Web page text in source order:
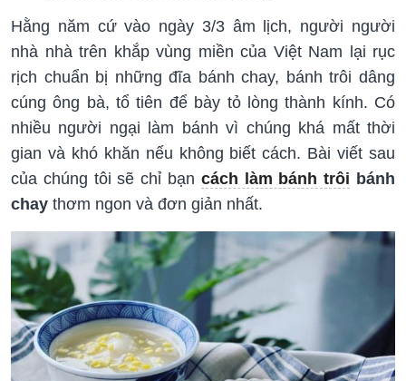
Hằng năm cứ vào ngày 3/3 âm lịch, người người
nhà nhà trên khắp vùng miền của Việt Nam lại rục
rịch chuẩn bị những đĩa bánh chay, bánh trôi dâng
cúng ông bà, tổ tiên để bày tỏ lòng thành kính. Có
nhiều người ngại làm bánh vì chúng khá mất thời
gian và khó khăn nếu không biết cách. Bài viết sau
của chúng tôi sẽ chỉ bạn cách làm bánh trôi bánh
chay thơm ngon và đơn giản nhất.